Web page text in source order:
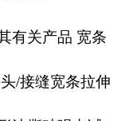
有关产品 宽条
/接缝宽条拉伸